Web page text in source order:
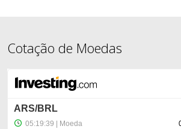
Cotação de Moedas